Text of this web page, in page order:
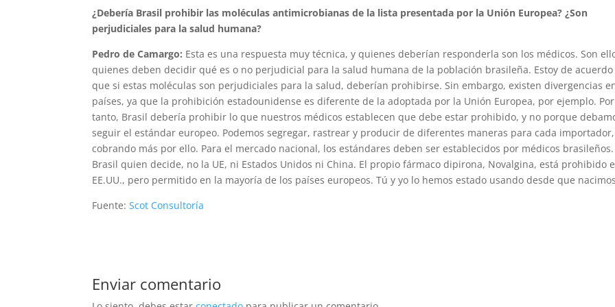
¿Debería Brasil prohibir las moléculas antimicrobianas de la lista presentada por la Unión Europea? ¿Son
perjudiciales para la salud humana?
Pedro de Camargo: Esta es una respuesta muy técnica, y quienes deberían responderla son los médicos. Son
quienes deben decidir qué es o no perjudicial para la salud humana de la población brasileña. Estoy de acuerdo
que si estas moléculas son perjudiciales para la salud, deberían prohibirse. Sin embargo, existen divergencias
países, ya que la prohibición estadounidense es diferente de la adoptada por la Unión Europea, por ejemplo.
tanto, Brasil debería prohibir lo que nuestros médicos establecen que debe estar prohibido, y no porque
seguir el estándar europeo. Podemos segregar, rastrear y producir de diferentes maneras para cada importador,
cobrando más por ello. Para el mercado nacional, los estándares deben ser establecidos por médicos brasileños.
Brasil quien decide, no la UE, ni Estados Unidos ni China. El propio fármaco dipirona, Novalgina, está prohibido
EE.UU., pero permitido en la mayoría de los países europeos. Tú y yo lo hemos estado usando desde que
Fuente:Scot Consultoría
Enviar comentario